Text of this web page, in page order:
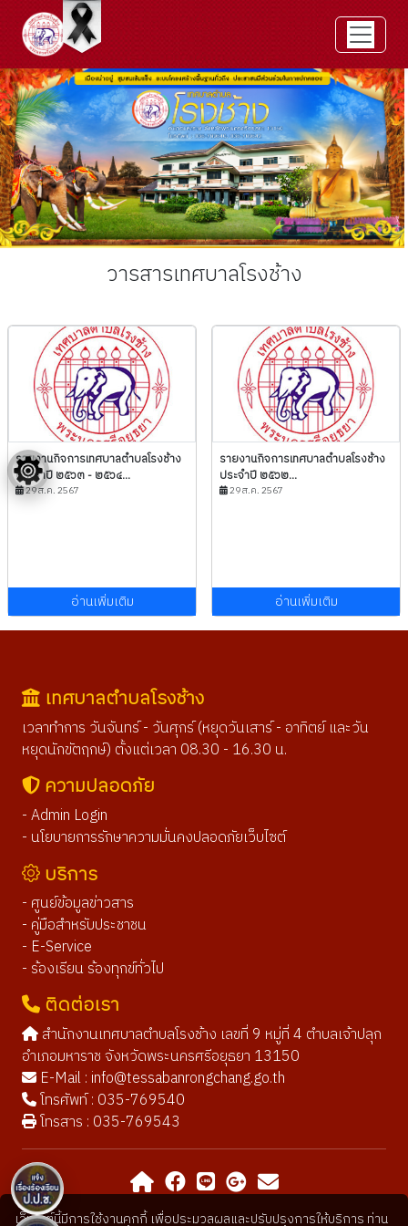
วารสารเทศบาลโรงช้าง
รายงานกิจการเทศบาลตำบลโรงช้าง
ประจำปี ๒๕๖๓ - ๒๕๖๔...
29 ส.ค. 2567
อ่านเพิ่มเติม
รายงานกิจการเทศบาลตำบลโรงช้าง
ประจำปี ๒๕๖๒...
29 ส.ค. 2567
อ่านเพิ่มเติม
เทศบาลตำบลโรงช้าง
เวลาทำการ วันจันทร์ - วันศุกร์ (หยุดวันเสาร์ - อาทิตย์ และวัน
หยุดนักขัตฤกษ์) ตั้งแต่เวลา 08.30 - 16.30 น.
ความปลอดภัย
- Admin Login
- นโยบายการรักษาความมั่นคงปลอดภัยเว็บไซต์
บริการ
- ศูนย์ข้อมูลข่าวสาร
- คู่มือสำหรับประชาชน
- E-Service
- ร้องเรียน ร้องทุกข์ทั่วไป
ติดต่อเรา
สำนักงานเทศบาลตำบลโรงช้าง เลขที่ 9 หมู่ที่ 4 ตำบลเจ้าปลุก
อำเภอมหาราช จังหวัดพระนครศรีอยุธยา 13150
E-Mail : info@tessabanrongchang.go.th
โทรศัพท์ : 035-769540
โทรสาร : 035-769543
เว็บไซต์นี้มีการใช้งานคุกกี้ เพื่อประมวลผลและปรับปรุงการให้บริการ ท่าน